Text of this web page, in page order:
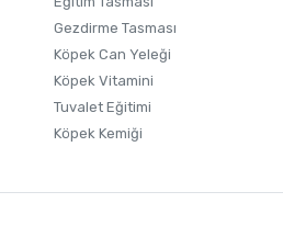
Gezdirme Tasması
Köpek Can Yeleği
Köpek Vitamini
Tuvalet Eğitimi
Köpek Kemiği